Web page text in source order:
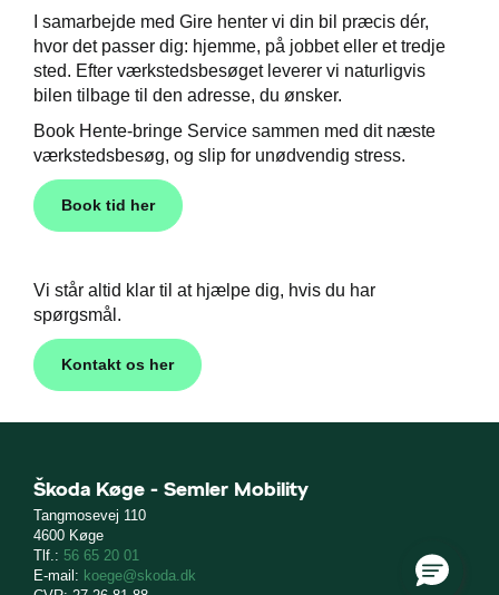
I samarbejde med Gire henter vi din bil præcis dér,
hvor det passer dig: hjemme, på jobbet eller et tredje
sted. Efter værkstedsbesøget leverer vi naturligvis
bilen tilbage til den adresse, du ønsker.
Book Hente-bringe Service sammen med dit næste
værkstedsbesøg, og slip for unødvendig stress.
Book tid her
Vi står altid klar til at hjælpe dig, hvis du har
spørgsmål.
Kontakt os her
Škoda Køge - Semler Mobility
Tangmosevej 110
4600 Køge
Tlf.: 56 65 20 01
E-mail: koege@skoda.dk